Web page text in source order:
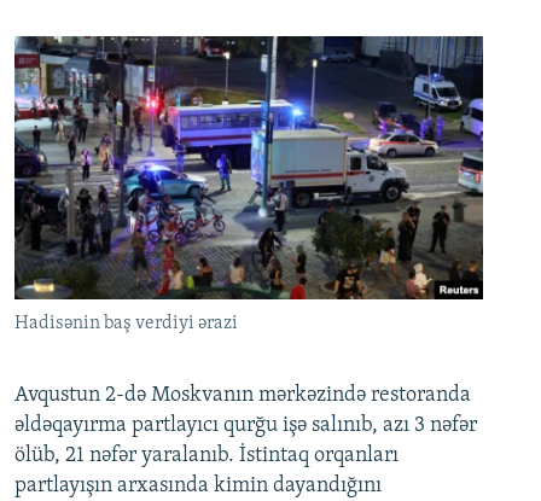
Hadisənin baş verdiyi ərazi
Avqustun 2-də Moskvanın mərkəzində restoranda
əldəqayırma partlayıcı qurğu işə salınıb, azı 3 nəfər
ölüb, 21 nəfər yaralanıb. İstintaq orqanları
partlayışın arxasında kimin dayandığını